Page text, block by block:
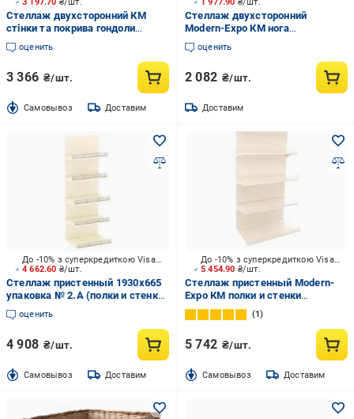
Стеллаж двухсторонний КМ
стінки та покрива гондоли
упаковка № 28
оценить
3 366 ₴/шт.
Cамовывоз Доставим
Стеллаж двухсторонний
Modern-Expo КМ нога
двусторонняя упаковка № 6
слоновая кость
оценить
2 082 ₴/шт.
Доставим
4 662.60 ₴/шт.
До -10% з суперкредиткою Visa Вигода
Стеллаж пристенный 1930х665
упаковка № 2.А (полки и стенки)
9001
оценить
4 908 ₴/шт.
Cамовывоз Доставим
5 454.90 ₴/шт.
До -10% з суперкредиткою Visa Вигода
Стеллаж пристенный Modern-
Expo КМ полки и стенки
упаковка № 2 слоновая кость
1
5 742 ₴/шт.
Cамовывоз Доставим